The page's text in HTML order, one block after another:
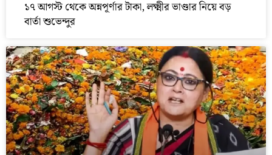
১৭ আগস্ট থেকে অন্নপূর্ণার টাকা, লক্ষ্মীর ভাণ্ডার নিয়ে বড়
বার্তা শুভেন্দুর